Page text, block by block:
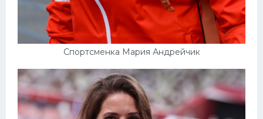
Спортсменка Мария Андрейчик